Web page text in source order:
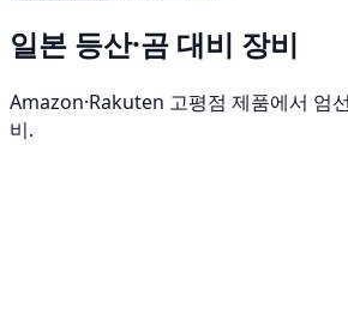
일본 등산·곰 대비 장비
Amazon·Rakuten 고평점 제품에서 엄
비.